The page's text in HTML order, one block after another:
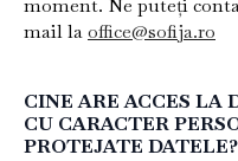
moment. Ne puteți
mail laoffice@sofija.ro
CINE ARE ACCES LA
CU CARACTER
PROTEJATE DATELE?